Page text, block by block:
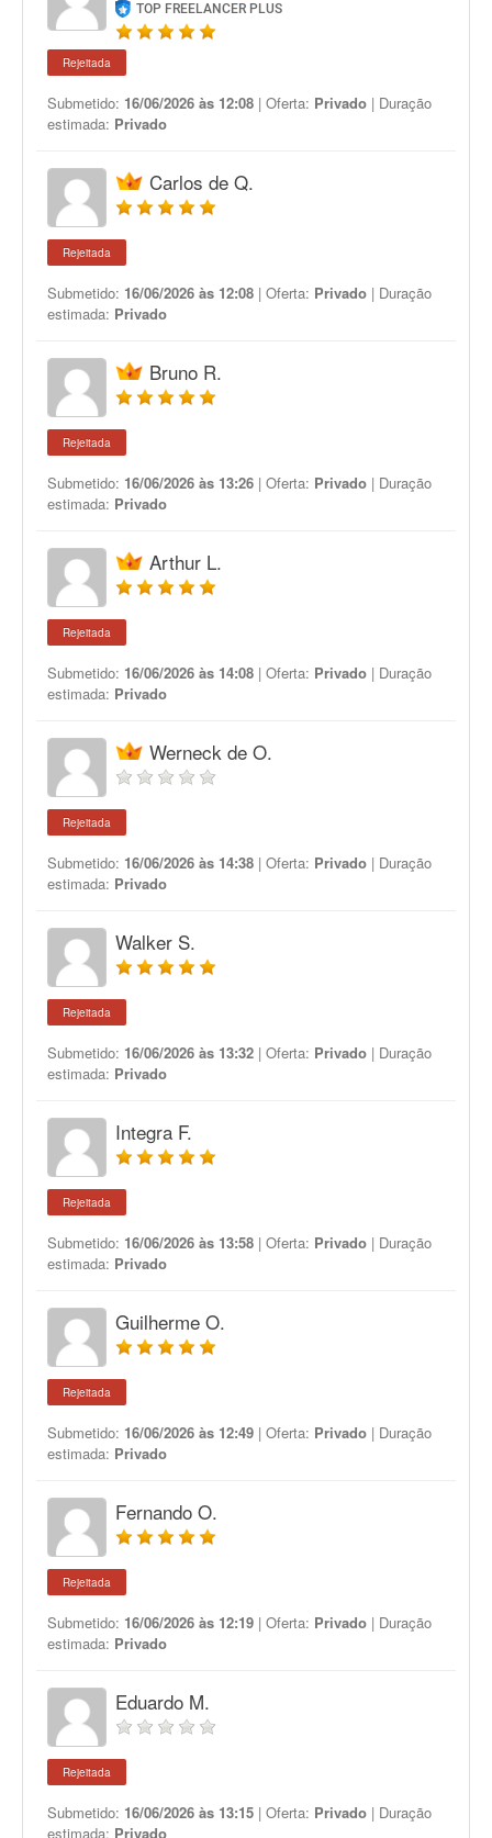
TOP FREELANCER PLUS
Rejeitada
Submetido: 16/06/2026 às 12:08 | Oferta: Privado | Duração
estimada: Privado
Carlos de Q.
Rejeitada
Submetido: 16/06/2026 às 12:08 | Oferta: Privado | Duração
estimada: Privado
Bruno R.
Rejeitada
Submetido: 16/06/2026 às 13:26 | Oferta: Privado | Duração
estimada: Privado
Arthur L.
Rejeitada
Submetido: 16/06/2026 às 14:08 | Oferta: Privado | Duração
estimada: Privado
Werneck de O.
Rejeitada
Submetido: 16/06/2026 às 14:38 | Oferta: Privado | Duração
estimada: Privado
Walker S.
Rejeitada
Submetido: 16/06/2026 às 13:32 | Oferta: Privado | Duração
estimada: Privado
Integra F.
Rejeitada
Submetido: 16/06/2026 às 13:58 | Oferta: Privado | Duração
estimada: Privado
Guilherme O.
Rejeitada
Submetido: 16/06/2026 às 12:49 | Oferta: Privado | Duração
estimada: Privado
Fernando O.
Rejeitada
Submetido: 16/06/2026 às 12:19 | Oferta: Privado | Duração
estimada: Privado
Eduardo M.
Rejeitada
Submetido: 16/06/2026 às 13:15 | Oferta: Privado | Duração
estimada: Privado